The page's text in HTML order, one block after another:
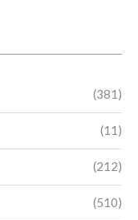
(381)
(11)
(212)
(510)